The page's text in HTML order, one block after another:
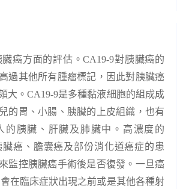
臟癌方面的評估。CA19-9對胰臟癌的
過其他所有腫瘤標記，因此對胰臟癌
大。 CA19-9是多種黏液細胞的組成成
的胃、小腸、胰臟的上皮組織，也有
的胰臟、肝臟及肺臟中。高濃度的
臟癌、膽囊癌及部份消化道癌症的患
監控胰臟癌手術後是否復發。一旦癌
會在臨床症狀出現之前或是其他各種射